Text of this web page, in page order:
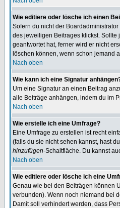
Wie editiere oder lösche ich einen
Sofern du nicht der
des jeweiligen Beitrages klickst. Sollte
geantwortet hat, ferner wird er nicht
löschen können, wenn schon jemand
Nach oben
Wie kann ich eine Signatur
Um eine Signatur an einen Beitrag
alle Beiträge anhängen, indem du im
Nach oben
Wie erstelle ich eine Umfrage?
Eine Umfrage zu erstellen ist recht
(falls du sie nicht sehen kannst, hast
hinzufügen-Schaltfläche. Du kannst
Nach oben
Wie editiere oder lösche ich eine
Genau wie bei den Beiträgen können
verbunden). Wenn noch niemand bei
Damit soll verhindert werden, dass